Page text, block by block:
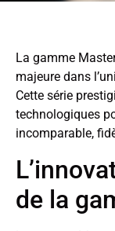
La gamme
majeure dans
Cette série
technologiques
incomparable,
de la